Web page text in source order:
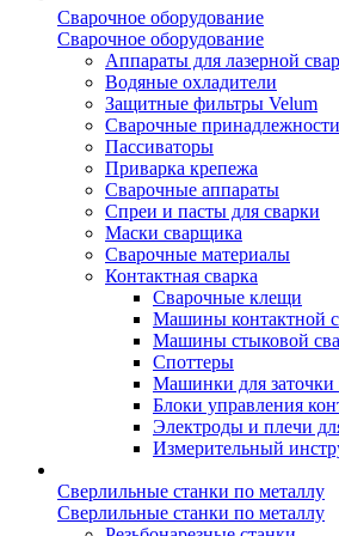
Сварочное оборудование
Сварочное оборудование
Аппараты для лазерной
Водяные охладители
Защитные фильтры Velum
Сварочные
Пассиваторы
Приварка крепежа
Сварочные аппараты
Спреи и пасты для сварки
Маски сварщика
Сварочные материалы
Контактная сварка
Сварочные клещи
Машины контактной
Машины стыковой
Споттеры
Машинки для заточки
Блоки управления
Электроды и плечи
Измерительный
Сверлильные станки по металлу
Сверлильные станки по металлу